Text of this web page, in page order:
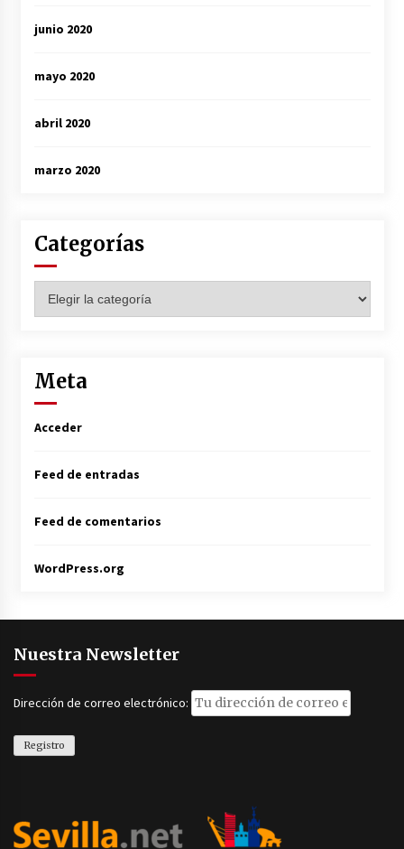
junio 2020
mayo 2020
abril 2020
marzo 2020
Categorías
Meta
Acceder
Feed de entradas
Feed de comentarios
WordPress.org
Nuestra Newsletter
Dirección de correo electrónico: